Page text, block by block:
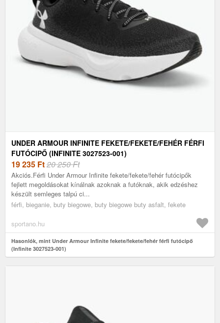
UNDER ARMOUR INFINITE FEKETE/FEKETE/FEHÉR FÉRFI
FUTÓCIPŐ (INFINITE 3027523-001)
19 235 Ft20 250 Ft
Akciós.Férfi Under Armour Infinite fekete/fekete/fehér futócipők
fejlett megoldásokat kínálnak azoknak a futóknak, akik edzéshez
készült semleges talpú ci...
férfi, bieganie, buty biegowe, buty biegowe buty asfalt, fekete
sportano.hu
Hasonlók, mint Under Armour Infinite fekete/fekete/fehér férfi futócipő
(Infinite 3027523-001)